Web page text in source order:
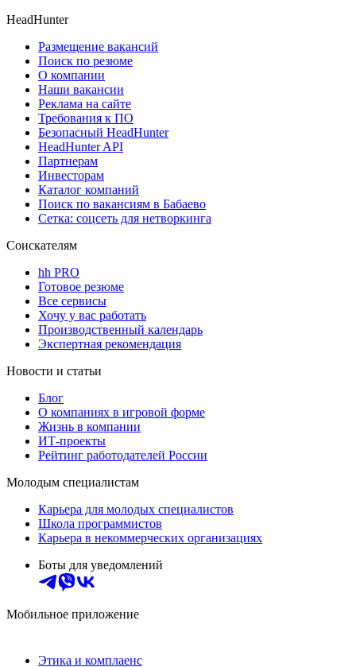
HeadHunter
Размещение вакансий
Поиск по резюме
О компании
Наши вакансии
Реклама на сайте
Требования к ПО
Безопасный HeadHunter
HeadHunter API
Партнерам
Инвесторам
Каталог компаний
Поиск по вакансиям в Бабаево
Сетка: соцсеть для нетворкинга
Соискателям
hh PRO
Готовое резюме
Все сервисы
Хочу у вас работать
Производственный календарь
Экспертная рекомендация
Новости и статьи
Блог
О компаниях в игровой форме
Жизнь в компании
ИТ-проекты
Рейтинг работодателей России
Молодым специалистам
Карьера для молодых специалистов
Школа программистов
Карьера в некоммерческих организациях
Боты для уведомлений
Мобильное приложение
Этика и комплаенс